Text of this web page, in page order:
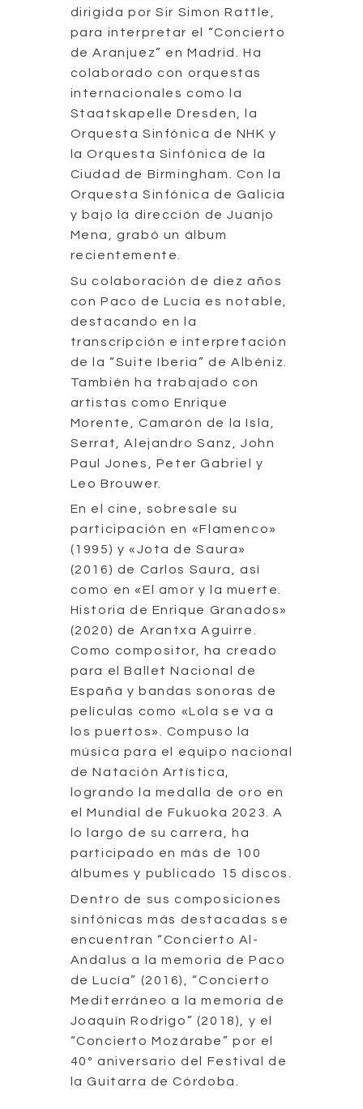
dirigida por Sir Simon Rattle,
para interpretar el “Concierto
de Aranjuez” en Madrid. Ha
colaborado con orquestas
internacionales como la
Staatskapelle Dresden, la
Orquesta Sinfónica de NHK y
la Orquesta Sinfónica de la
Ciudad de Birmingham. Con la
Orquesta Sinfónica de Galicia
y bajo la dirección de Juanjo
Mena, grabó un álbum
recientemente.
Su colaboración de diez años
con Paco de Lucía es notable,
destacando en la
transcripción e interpretación
de la “Suite Iberia” de Albéniz.
También ha trabajado con
artistas como Enrique
Morente, Camarón de la Isla,
Serrat, Alejandro Sanz, John
Paul Jones, Peter Gabriel y
Leo Brouwer.
En el cine, sobresale su
participación en «Flamenco»
(1995) y «Jota de Saura»
(2016) de Carlos Saura, así
como en «El amor y la muerte.
Historia de Enrique Granados»
(2020) de Arantxa Aguirre.
Como compositor, ha creado
para el Ballet Nacional de
España y bandas sonoras de
películas como «Lola se va a
los puertos». Compuso la
música para el equipo nacional
de Natación Artística,
logrando la medalla de oro en
el Mundial de Fukuoka 2023. A
lo largo de su carrera, ha
participado en más de 100
álbumes y publicado 15 discos.
Dentro de sus composiciones
sinfónicas más destacadas se
encuentran “Concierto Al-
Andalus a la memoria de Paco
de Lucía” (2016), “Concierto
Mediterráneo a la memoria de
Joaquín Rodrigo” (2018), y el
“Concierto Mozárabe” por el
40º aniversario del Festival de
la Guitarra de Córdoba.